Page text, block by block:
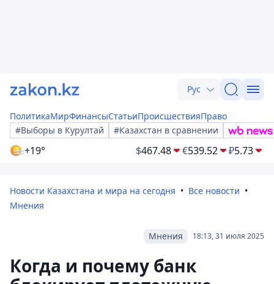
Рус
ПолитикаМирФинансыСтатьиПроисшествияПраво
#Выборы в Курултай
#Казахстан в сравнении
+19° $467.48 €539.52 ₽5.73
Новости Казахстана и мира на сегодня
Все новости
Мнения
18:13, 31 июля 2025
Мнения
Когда и почему банк